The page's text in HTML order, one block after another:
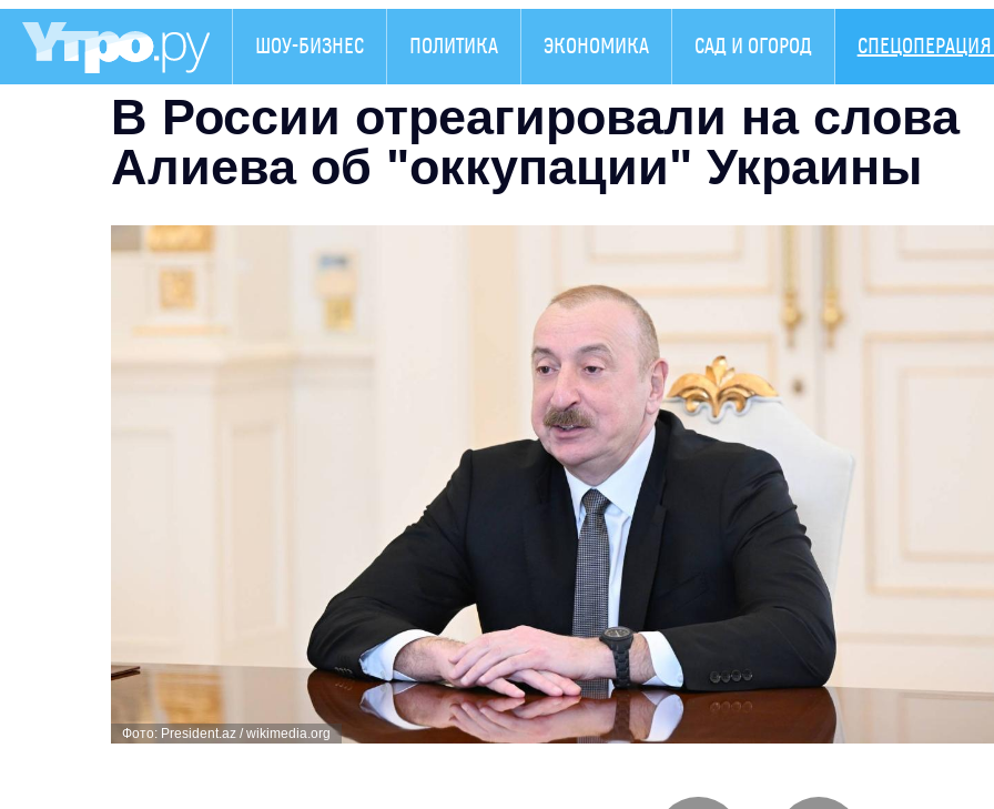
ШОУ-БИЗНЕС ПОЛИТИКА ЭКОНОМИКА САД И ОГОРОД
В России отреагировали на слова
Алиева об "оккупации" Украины
Фото: President.az / wikimedia.org